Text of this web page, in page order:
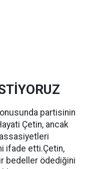
partisinin
Çetin, ancak
ifade etti.Çetin,
bedeller ödediğini